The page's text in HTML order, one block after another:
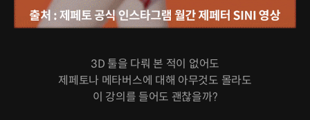
3D 툴을 다뤄 본 적이 없어도
제페토나 메타버스에 대해 아무것도 몰라도
이 강의를 들어도 괜찮을까?